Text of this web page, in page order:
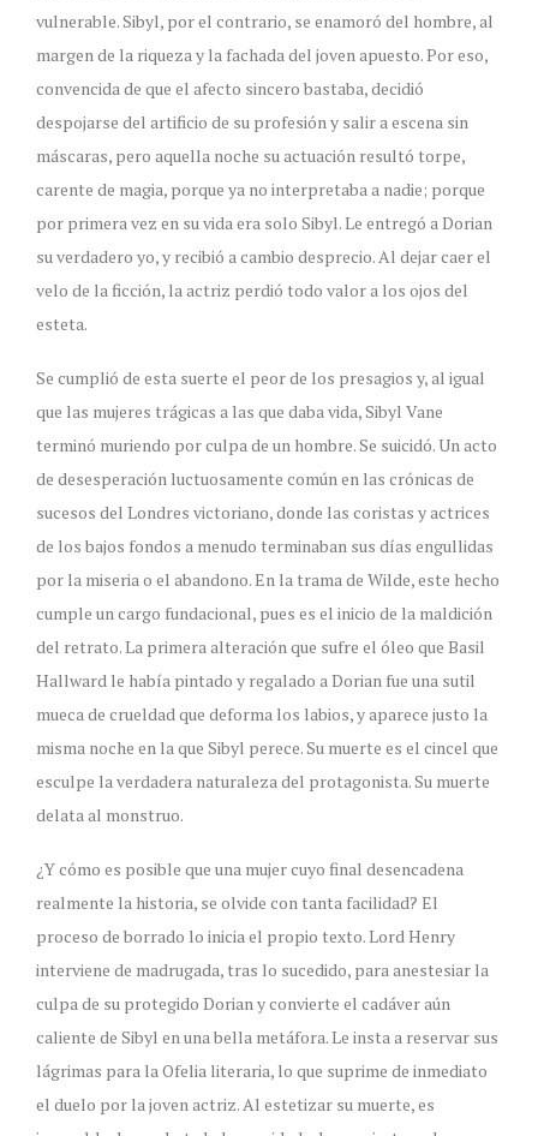
vulnerable. Sibyl, por el contrario, se enamoró del hombre, al
margen de la riqueza y la fachada del joven apuesto. Por eso,
convencida de que el afecto sincero bastaba, decidió
despojarse del artificio de su profesión y salir a escena sin
máscaras, pero aquella noche su actuación resultó torpe,
carente de magia, porque ya no interpretaba a nadie; porque
por primera vez en su vida era solo Sibyl. Le entregó a Dorian
su verdadero yo, y recibió a cambio desprecio. Al dejar caer el
velo de la ficción, la actriz perdió todo valor a los ojos del
esteta.
Se cumplió de esta suerte el peor de los presagios y, al igual
que las mujeres trágicas a las que daba vida, Sibyl Vane
terminó muriendo por culpa de un hombre. Se suicidó. Un acto
de desesperación luctuosamente común en las crónicas de
sucesos del Londres victoriano, donde las coristas y actrices
de los bajos fondos a menudo terminaban sus días engullidas
por la miseria o el abandono. En la trama de Wilde, este hecho
cumple un cargo fundacional, pues es el inicio de la maldición
del retrato. La primera alteración que sufre el óleo que Basil
Hallward le había pintado y regalado a Dorian fue una sutil
mueca de crueldad que deforma los labios, y aparece justo la
misma noche en la que Sibyl perece. Su muerte es el cincel que
esculpe la verdadera naturaleza del protagonista. Su muerte
delata al monstruo.
¿Y cómo es posible que una mujer cuyo final desencadena
realmente la historia, se olvide con tanta facilidad? El
proceso de borrado lo inicia el propio texto. Lord Henry
interviene de madrugada, tras lo sucedido, para anestesiar la
culpa de su protegido Dorian y convierte el cadáver aún
caliente de Sibyl en una bella metáfora. Le insta a reservar sus
lágrimas para la Ofelia literaria, lo que suprime de inmediato
el duelo por la joven actriz. Al estetizar su muerte, es